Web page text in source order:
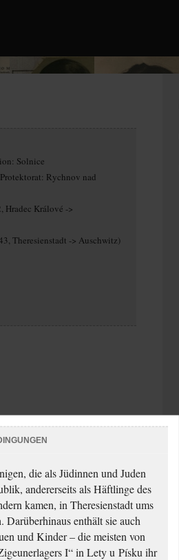
Solnice
Rychnov nad
Hradec Králové ->
Theresienstadt -> Auschwitz)
die als Jüdinnen und Juden
andererseits als Häftlinge des
kamen, in Theresienstadt ums
enthält sie auch
und Kinder – die meisten von
I“ in Lety u Písku ihr